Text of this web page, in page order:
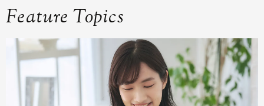
Feature Topics